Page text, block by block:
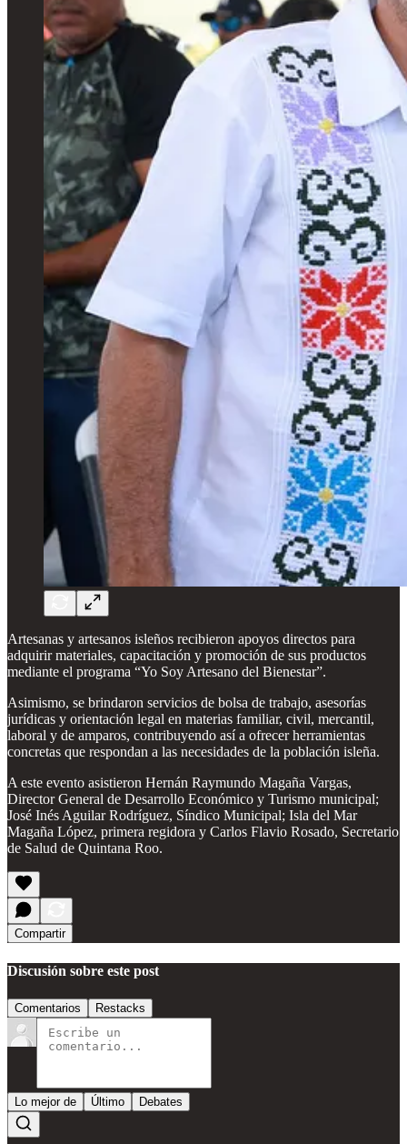
Artesanas y artesanos isleños recibieron apoyos directos para
adquirir materiales, capacitación y promoción de sus productos
mediante el programa “Yo Soy Artesano del Bienestar”.
Asimismo, se brindaron servicios de bolsa de trabajo, asesorías
jurídicas y orientación legal en materias familiar, civil, mercantil,
laboral y de amparos, contribuyendo así a ofrecer herramientas
concretas que respondan a las necesidades de la población isleña.
A este evento asistieron Hernán Raymundo Magaña Vargas,
Director General de Desarrollo Económico y Turismo municipal;
José Inés Aguilar Rodríguez, Síndico Municipal; Isla del Mar
Magaña López, primera regidora y Carlos Flavio Rosado, Secretario
de Salud de Quintana Roo.
Compartir
Discusión sobre este post
Comentarios Restacks
Lo mejor de Último Debates